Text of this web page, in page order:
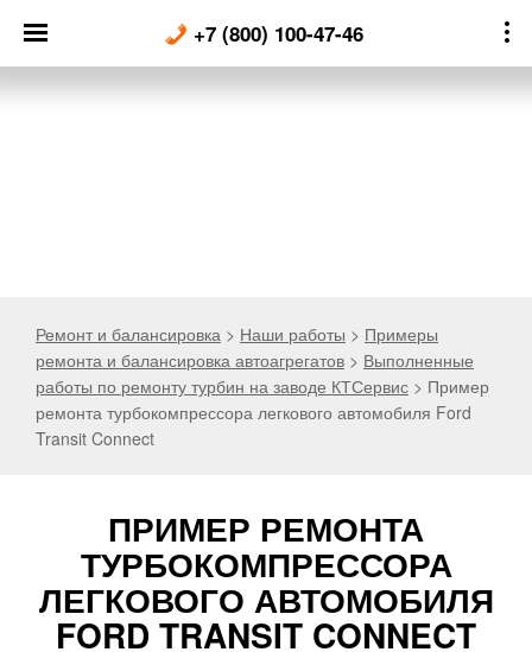
content
+7 (800) 100-47-46
Ремонт и балансировка > Наши работы > Примеры
ремонта и балансировка автоагрегатов > Выполненные
работы по ремонту турбин на заводе КТСервис > Пример
ремонта турбокомпрессора легкового автомобиля Ford
Transit Connect
ПРИМЕР РЕМОНТА
ТУРБОКОМПРЕССОРА
ЛЕГКОВОГО АВТОМОБИЛЯ
FORD TRANSIT CONNECT